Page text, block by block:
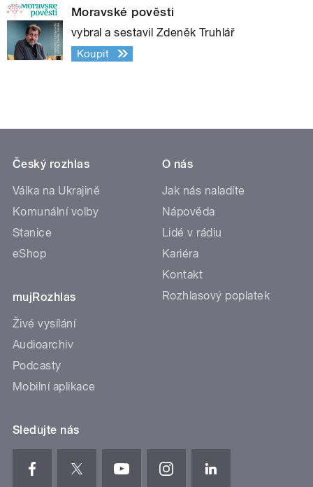
Moravské pověsti
vybral a sestavil Zdeněk Truhlář
Koupit
Český rozhlas
Válka na Ukrajině
Komunální volby
Stanice
eShop
mujRozhlas
Živé vysílání
Audioarchiv
Podcasty
Mobilní aplikace
O nás
Jak nás naladíte
Nápověda
Lidé v rádiu
Kariéra
Kontakt
Rozhlasový poplatek
Sledujte nás